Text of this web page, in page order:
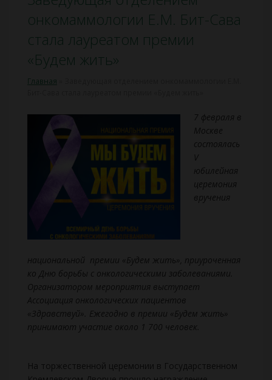
онкомаммологии Е.М. Бит-Сава
стала лауреатом премии
«Будем жить»
Главная
7 февраля в
Москве
состоялась
V
юбилейная
церемония
вручения
национальной премии «Будем жить», приуроченная
ко Дню борьбы с онкологическими заболеваниями.
Организатором мероприятия выступает
Ассоциация онкологических пациентов
«Здравствуй». Ежегодно в премии «Будем жить»
принимают участие около 1 700 человек.
На торжественной церемонии в Государственном